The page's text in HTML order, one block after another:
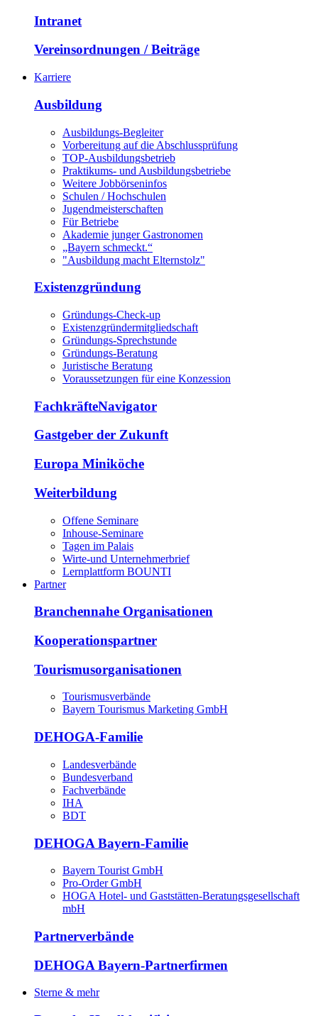
Intranet
Vereinsordnungen / Beiträge
Karriere
Ausbildung
Ausbildungs-Begleiter
Vorbereitung auf die Abschlussprüfung
TOP-Ausbildungsbetrieb
Praktikums- und Ausbildungsbetriebe
Weitere Jobbörseninfos
Schulen / Hochschulen
Jugendmeisterschaften
Für Betriebe
Akademie junger Gastronomen
„Bayern schmeckt.“
"Ausbildung macht Elternstolz"
Existenzgründung
Gründungs-Check-up
Existenzgründermitgliedschaft
Gründungs-Sprechstunde
Gründungs-Beratung
Juristische Beratung
Voraussetzungen für eine Konzession
FachkräfteNavigator
Gastgeber der Zukunft
Europa Miniköche
Weiterbildung
Offene Seminare
Inhouse-Seminare
Tagen im Palais
Wirte-und Unternehmerbrief
Lernplattform BOUNTI
Partner
Branchennahe Organisationen
Kooperationspartner
Tourismusorganisationen
Tourismusverbände
Bayern Tourismus Marketing GmbH
DEHOGA-Familie
Landesverbände
Bundesverband
Fachverbände
IHA
BDT
DEHOGA Bayern-Familie
Bayern Tourist GmbH
Pro-Order GmbH
HOGA Hotel- und Gaststätten-Beratungsgesellschaft
mbH
Partnerverbände
DEHOGA Bayern-Partnerfirmen
Sterne & mehr